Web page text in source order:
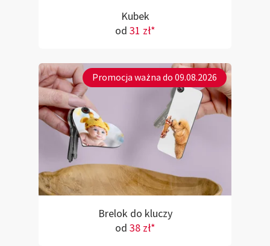
Kubek
od 31 zł*
Promocja ważna do 09.08.2026
Brelok do kluczy
od 38 zł*